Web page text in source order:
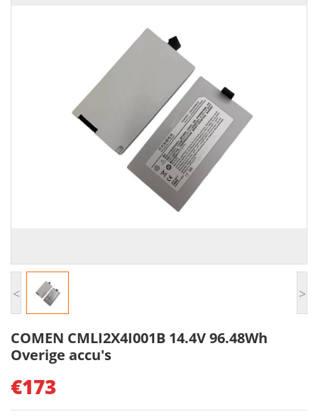
< >
COMEN CMLI2X4I001B 14.4V 96.48Wh
Overige accu's
€173